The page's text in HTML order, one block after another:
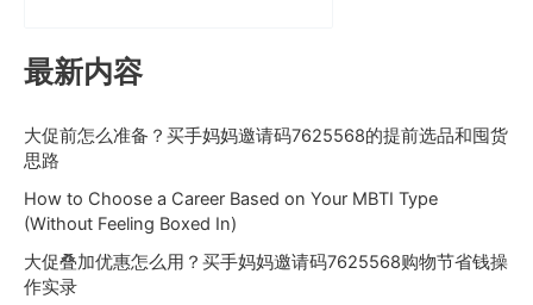
最新内容
大促前怎么准备？买手妈妈邀请码7625568的提前选品和囤货
思路
How to Choose a Career Based on Your MBTI Type
(Without Feeling Boxed In)
大促叠加优惠怎么用？买手妈妈邀请码7625568购物节省钱操
作实录